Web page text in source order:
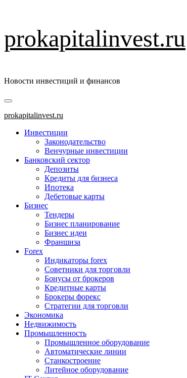
к
содержимому
prokapitalinvest.ru
Новости инвестиций и финансов
Основное
меню
prokapitalinvest.ru
Инвестиции
Законодательство
Венчурные инвестиции
Банковский сектор
Депозиты
Кредиты для бизнеса
Ипотека
Дебетовые карты
Бизнес
Тендеры
Бизнес планирование
Бизнес идеи
Франшиза
Forex
Индикаторы forex
Советники для торговли
Бонусы от брокеров
Кредитные карты
Брокеры форекс
Стратегии для торговли
Экономика
Недвижимость
Промышленность
Промышленное оборудование
Автоматические линии
Станкостроение
Литейное оборудование